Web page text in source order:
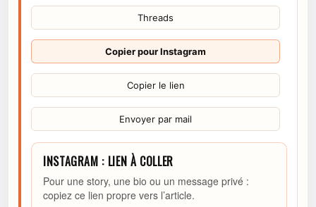
Threads
Copier pour Instagram
Copier le lien
Envoyer par mail
INSTAGRAM : LIEN À COLLER
Pour une story, une bio ou un message privé :
copiez ce lien propre vers l’article.